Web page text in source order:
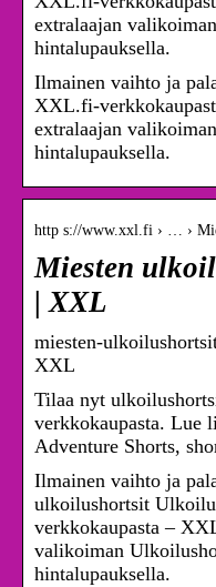
extralaajan
hintalupauksella.
Ilmainen vaihto ja
XXL.fi-
extralaajan
hintalupauksella.
http s://www.xxl.fi › … ›
Miesten
| XXL
miesten-
XXL
Tilaa nyt
verkkokaupasta. Lue
Adventure Shorts,
Ilmainen vaihto ja
ulkoilushortsit
verkkokaupasta –
valikoiman
hintalupauksella.